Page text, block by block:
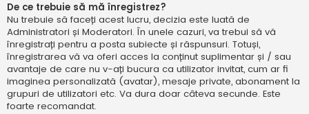
De ce trebuie să mă înregistrez?
Nu trebuie să faceți acest lucru, decizia este luată de
Administratori și Moderatori. În unele cazuri, va trebui să vă
înregistrați pentru a posta subiecte și răspunsuri. Totuși,
înregistrarea vă va oferi acces la conținut suplimentar și / sau
avantaje de care nu v-ați bucura ca utilizator invitat, cum ar fi
imaginea personalizată (avatar), mesaje private, abonament la
grupuri de utilizatori etc. Va dura doar câteva secunde. Este
foarte recomandat.